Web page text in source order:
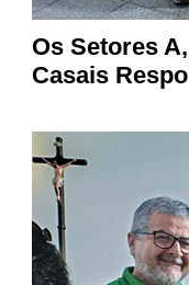
Os Setores
Casais